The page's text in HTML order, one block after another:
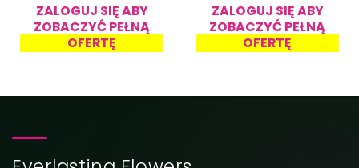
ZALOGUJ SIĘ ABY
ZOBACZYĆ PEŁNĄ
OFERTĘ
ZALOGUJ SIĘ ABY
ZOBACZYĆ PEŁNĄ
OFERTĘ